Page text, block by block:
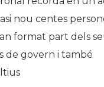
nou centes
format part dels
de govern i també